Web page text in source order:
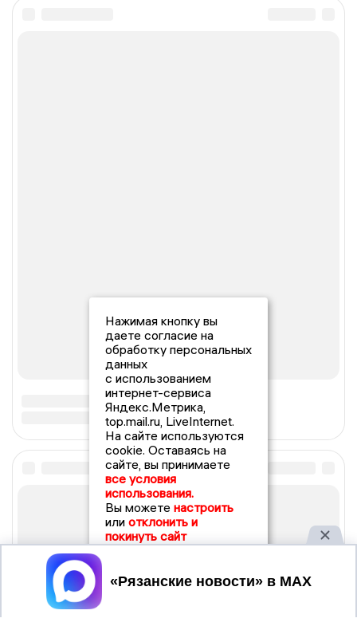
Нажимая кнопку вы
даете согласие на
обработку персональных
данных
с использованием
интернет-сервиса
Яндекс.Метрика,
top.mail.ru, LiveInternet.
На сайте используются
cookie. Оставаясь на
сайте, вы принимаете
все условия
использования.
Вы можете настроить
или отклонить и
покинуть сайт
Принять